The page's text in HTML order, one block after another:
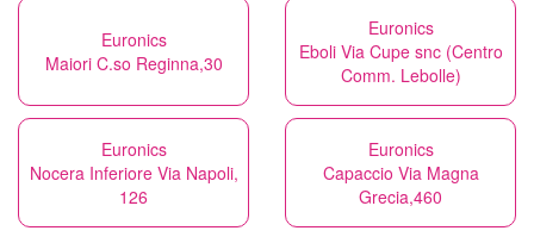
Euronics
Maiori C.so Reginna,30
Euronics
Eboli Via Cupe snc (Centro
Comm. Lebolle)
Euronics
Nocera Inferiore Via Napoli,
126
Euronics
Capaccio Via Magna
Grecia,460